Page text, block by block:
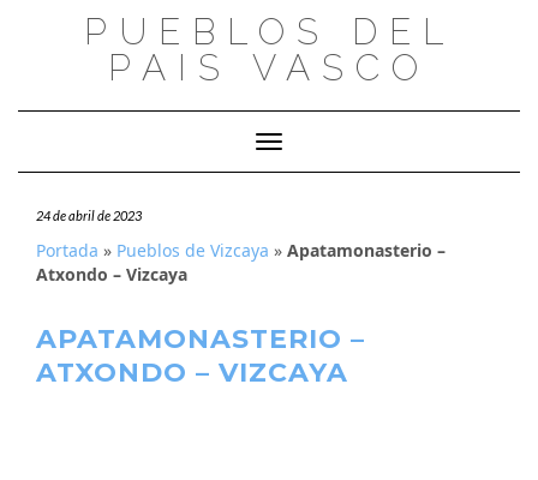
PUEBLOS DEL
PAIS VASCO
Cambiar modo de navegación
24 de abril de 2023
Portada » Pueblos de Vizcaya » Apatamonasterio –
Atxondo – Vizcaya
APATAMONASTERIO –
ATXONDO – VIZCAYA